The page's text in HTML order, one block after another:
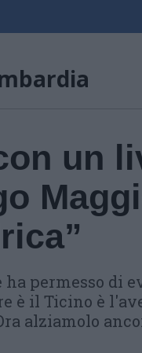
un
ha permesso di
è il Ticino è
alziamolo